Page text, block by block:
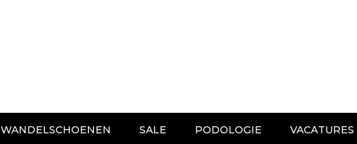
WANDELSCHOENEN SALE PODOLOGIE VACATURES